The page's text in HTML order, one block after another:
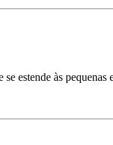
estende às pequenas